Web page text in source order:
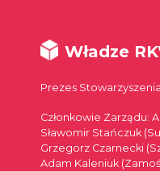
Władze
Prezes
Członkowie Zarządu:
Sławomir Stańczuk
Grzegorz Czarnecki
Adam Kaleniuk